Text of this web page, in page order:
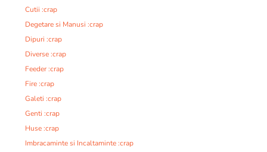
Cutii :crap
Degetare si Manusi :crap
Dipuri :crap
Diverse :crap
Feeder :crap
Fire :crap
Galeti :crap
Genti :crap
Huse :crap
Imbracaminte si Incaltaminte :crap